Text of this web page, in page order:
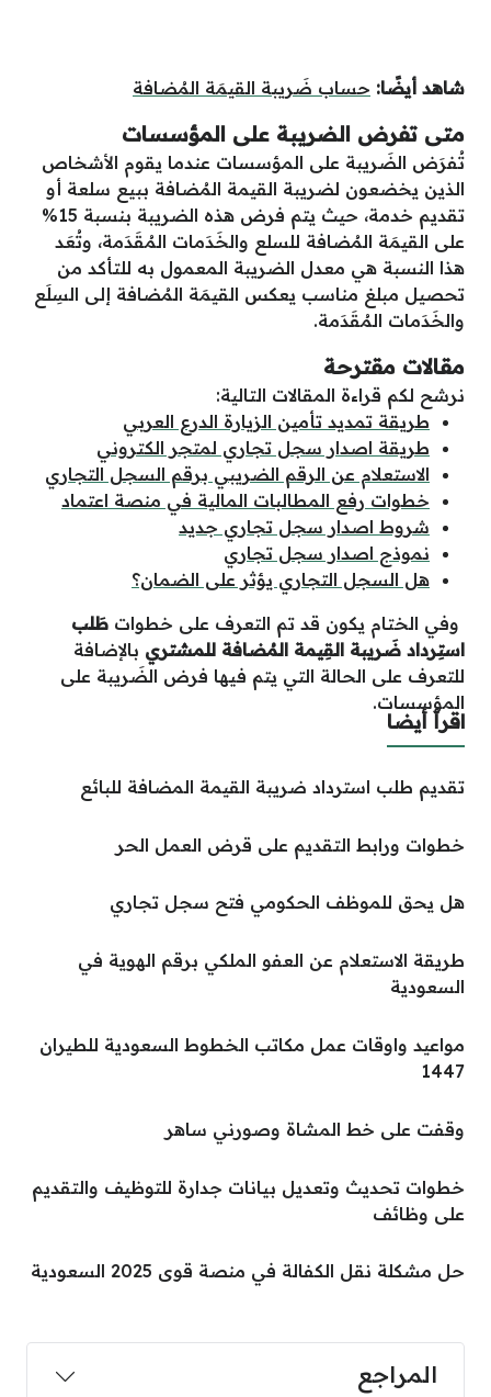
شاهد أيضًا: حساب ضَريبة القيمَة المُضافة
متى تفرض الضريبة على المؤسسات
تُفرَض الضَريبة على المؤسسات عندما يقوم الأشخاص
الذين يخضعون لضريبة القيمة المُضافة ببيع سلعة أو
تقديم خدمة، حيث يتم فرض هذه الضريبة بنسبة 15%
على القيمَة المُضافة للسلع والخَدَمات المُقَدَمة، وتُعَد
هذا النسبة هي معدل الضريبة المعمول به للتأكد من
تحصيل مبلغ مناسب يعكس القيمَة المُضافة إلى السِلَع
والخَدَمات المُقَدَمة.
مقالات مقترحة
نرشح لكم قراءة المقالات التالية:
طريقة تمديد تأمين الزيارة الدرع العربي
طريقة اصدار سجل تجاري لمتجر الكتروني
الاستعلام عن الرقم الضريبي برقم السجل التجاري
خطوات رفع المطالبات المالية في منصة اعتماد
شروط اصدار سجل تجاري جديد
نموذج اصدار سجل تجاري
هل السجل التجاري يؤثر على الضمان؟
وفي الختام يكون قد تم التعرف على خطوات طَلب
استِرداد ضَريبة القِيمة المُضافة للمشتري بالإضافة
للتعرف على الحالة التي يتم فيها فرض الضَريبة على
المؤسسات.
اقرأ أيضا
تقديم طلب استرداد ضريبة القيمة المضافة للبائع
خطوات ورابط التقديم على قرض العمل الحر
هل يحق للموظف الحكومي فتح سجل تجاري
طريقة الاستعلام عن العفو الملكي برقم الهوية في
السعودية
مواعيد واوقات عمل مكاتب الخطوط السعودية للطيران
1447
وقفت على خط المشاة وصورني ساهر
خطوات تحديث وتعديل بيانات جدارة للتوظيف والتقديم
على وظائف
حل مشكلة نقل الكفالة في منصة قوى 2025 السعودية
المراجع